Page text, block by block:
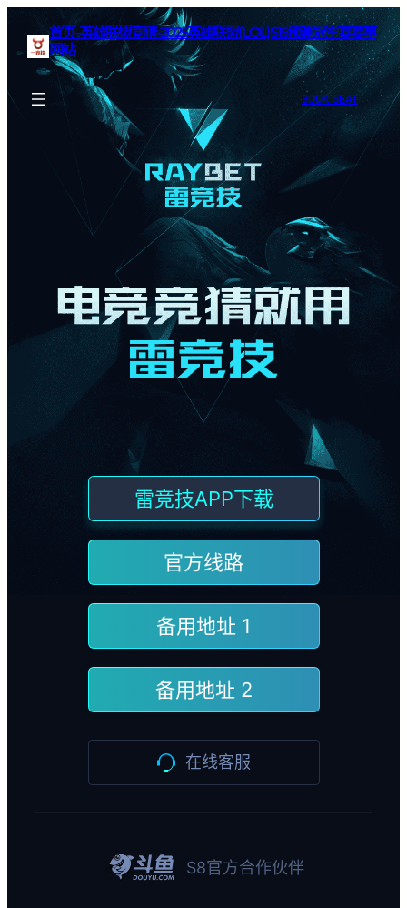
首页–英雄联盟竞猜-2025英雄联盟(LOL)S15预测冠军赛赛事
网站
BOOK SEAT